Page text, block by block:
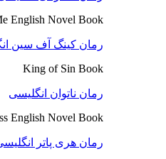
English Novel Book
رمان کینگ آف سین
King of Sin Book
رمان ناتوان انگلیسی
English Novel Book
رمان هری پاتر